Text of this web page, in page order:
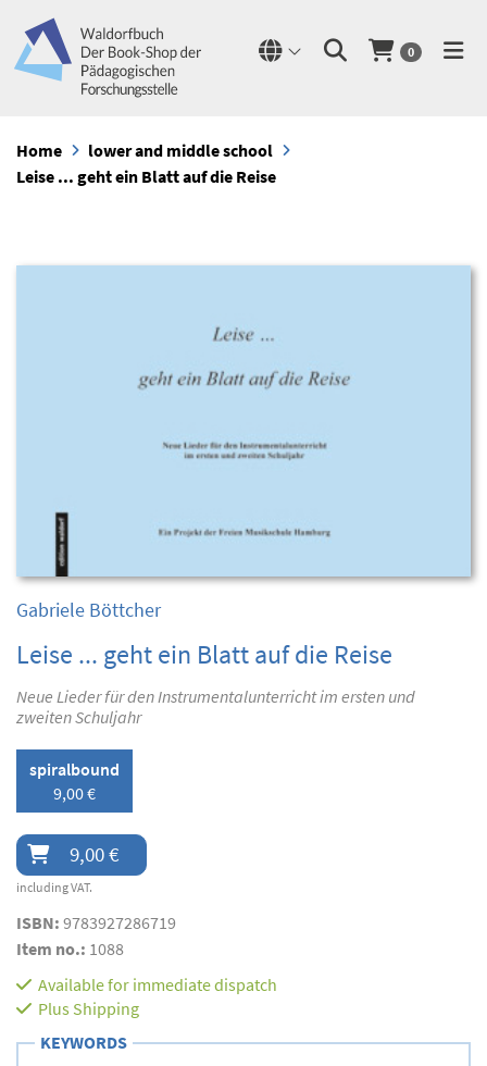
0
Home
lower and middle school
Leise ... geht ein Blatt auf die Reise
Gabriele Böttcher
Leise ... geht ein Blatt auf die Reise
Neue Lieder für den Instrumentalunterricht im ersten und
zweiten Schuljahr
spiralbound
9,00 €
9,00 €
including VAT.
ISBN: 9783927286719
Item no.: 1088
Available for immediate dispatch
Plus Shipping
KEYWORDS